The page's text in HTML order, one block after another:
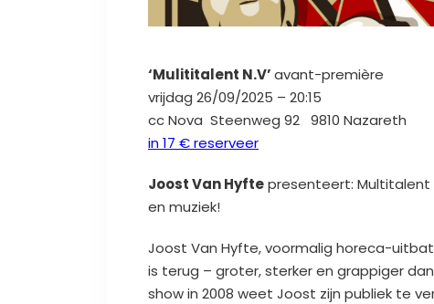
‘Mulititalent N.V’avant-première
vrijdag 26/09/2025 – 20:15
cc Nova Steenweg 92 9810 Nazareth
in 17 € reserveer
Joost Van Hyftepresenteert: Multitalent
en muziek!
Joost Van Hyfte, voormalig horeca-
is terug – groter, sterker en grappiger
show in 2008 weet Joost zijn publiek te